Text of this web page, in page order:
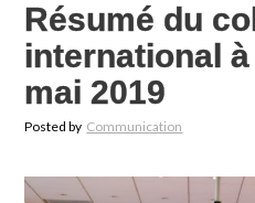
Résumé du
international
mai 2019
Posted by Communication